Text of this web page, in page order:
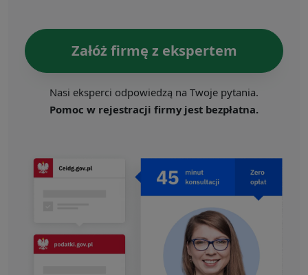
Załóż firmę z ekspertem
Nasi eksperci odpowiedzą na Twoje pytania.
Pomoc w rejestracji firmy jest bezpłatna.